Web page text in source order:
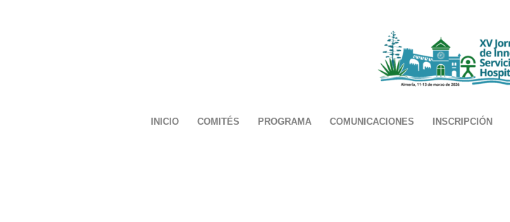
INICIO COMITÉS PROGRAMA COMUNICACIONES INSCRIPCIÓN